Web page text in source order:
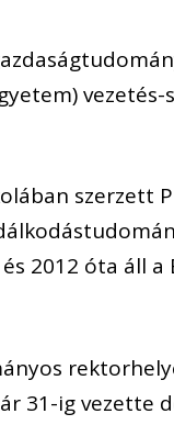
vezetés-
szerzett
2012 óta áll a
31-ig vezette